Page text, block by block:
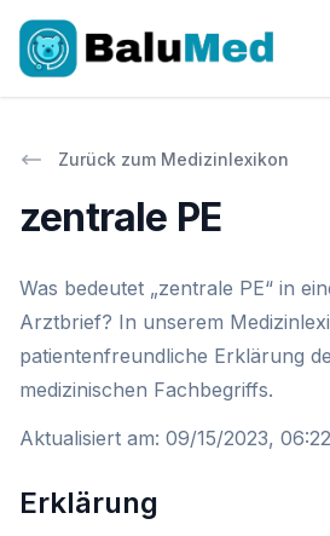
Zurück zum Medizinlexikon
zentrale PE
Was bedeutet „zentrale PE“ in
Arztbrief? In unserem
patientenfreundliche Erklärung
medizinischen Fachbegriffs.
Aktualisiert am: 09/15/2023,
Erklärung